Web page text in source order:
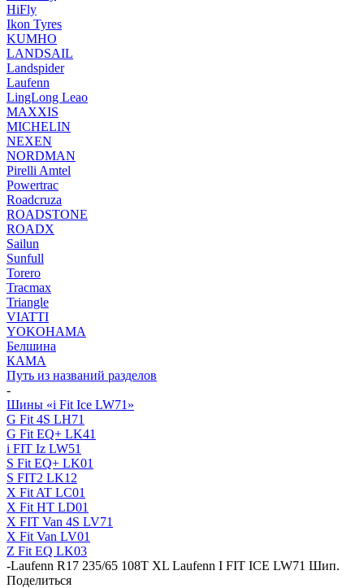
HiFly
Ikon Tyres
KUMHO
LANDSAIL
Landspider
Laufenn
LingLong Leao
MAXXIS
MICHELIN
NEXEN
NORDMAN
Pirelli Amtel
Powertrac
Roadcruza
ROADSTONE
ROADX
Sailun
Sunfull
Torero
Tracmax
Triangle
VIATTI
YOKOHAMA
Белшина
КАМА
Путь из названий разделов
-
Шины «i Fit Ice LW71»
G Fit 4S LH71
G Fit EQ+ LK41
i FIT Iz LW51
S Fit EQ+ LK01
S FIT2 LK12
X Fit AT LC01
X Fit HT LD01
X FIT Van 4S LV71
X Fit Van LV01
Z Fit EQ LK03
-Laufenn R17 235/65 108T XL Laufenn I FIT ICE LW71 Шип.
Поделиться